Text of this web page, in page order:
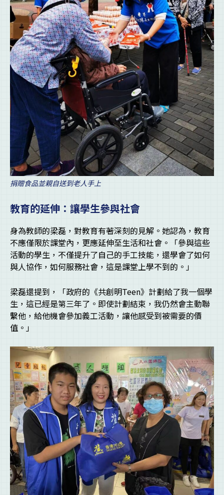
捐贈食品並親自送到老人手上
教育的延伸：讓學生參與社會
身為教師的梁磊，對教育有著深刻的見解。她認為，教育
不應僅限於課堂內，更應延伸至生活和社會。「參與這些
活動的學生，不僅提升了自己的手工技能，還學會了如何
與人協作，如何服務社會，這是課堂上學不到的。」
梁磊還提到，「政府的《共創明Teen》計劃給了我一個學
生，這已經是第三年了。即使計劃結束，我仍然會主動聯
繫他，給他機會參加義工活動，讓他感受到被需要的價
值。」